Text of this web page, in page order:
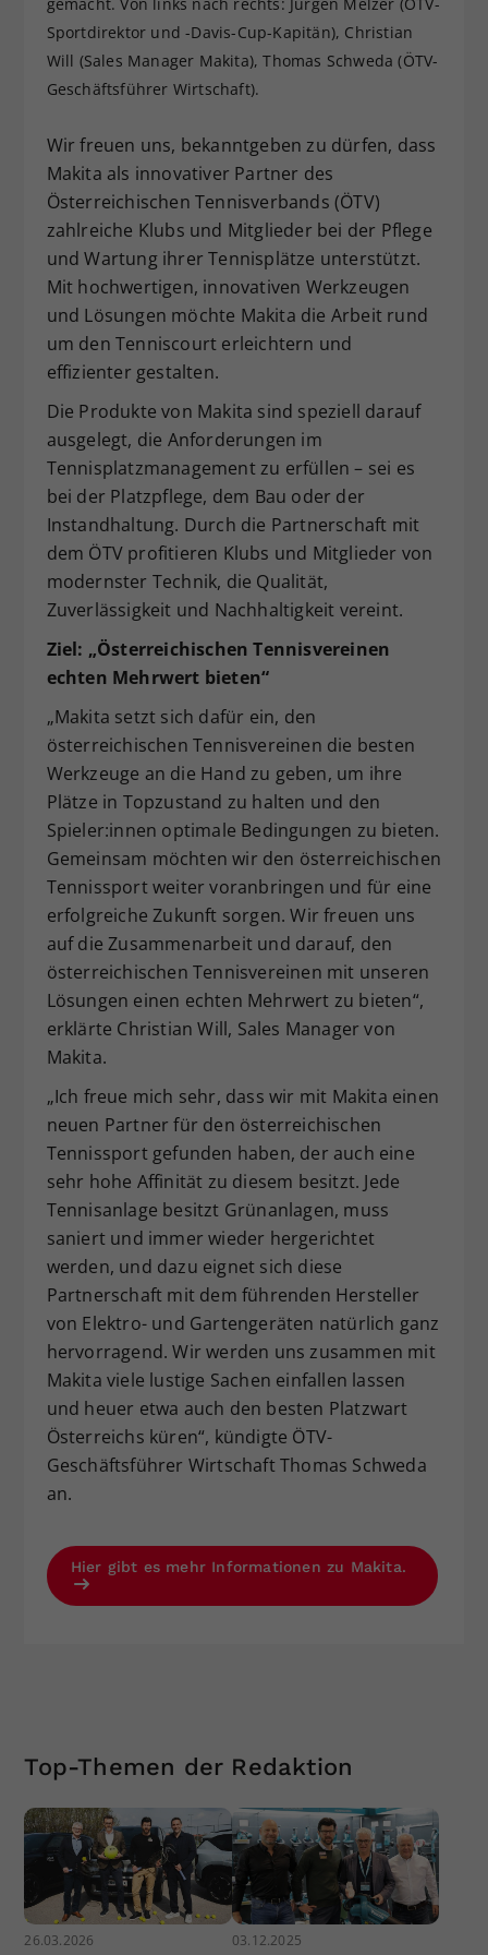
Sportdirektor und -Davis-Cup-Kapitän), Christian
Will (Sales Manager Makita), Thomas Schweda (ÖTV-
Geschäftsführer Wirtschaft).
Wir freuen uns, bekanntgeben zu dürfen, dass
Makita als innovativer Partner des
Österreichischen Tennisverbands (ÖTV)
zahlreiche Klubs und Mitglieder bei der Pflege
und Wartung ihrer Tennisplätze unterstützt.
Mit hochwertigen, innovativen Werkzeugen
und Lösungen möchte Makita die Arbeit rund
um den Tenniscourt erleichtern und
effizienter gestalten.
Die Produkte von Makita sind speziell darauf
ausgelegt, die Anforderungen im
Tennisplatzmanagement zu erfüllen – sei es
bei der Platzpflege, dem Bau oder der
Instandhaltung. Durch die Partnerschaft mit
dem ÖTV profitieren Klubs und Mitglieder von
modernster Technik, die Qualität,
Zuverlässigkeit und Nachhaltigkeit vereint.
Ziel: „Österreichischen Tennisvereinen
echten Mehrwert bieten“
„Makita setzt sich dafür ein, den
österreichischen Tennisvereinen die besten
Werkzeuge an die Hand zu geben, um ihre
Plätze in Topzustand zu halten und den
Spieler:innen optimale Bedingungen zu bieten.
Gemeinsam möchten wir den österreichischen
Tennissport weiter voranbringen und für eine
erfolgreiche Zukunft sorgen. Wir freuen uns
auf die Zusammenarbeit und darauf, den
österreichischen Tennisvereinen mit unseren
Lösungen einen echten Mehrwert zu bieten“,
erklärte Christian Will, Sales Manager von
Makita.
„Ich freue mich sehr, dass wir mit Makita einen
neuen Partner für den österreichischen
Tennissport gefunden haben, der auch eine
sehr hohe Affinität zu diesem besitzt. Jede
Tennisanlage besitzt Grünanlagen, muss
saniert und immer wieder hergerichtet
werden, und dazu eignet sich diese
Partnerschaft mit dem führenden Hersteller
von Elektro- und Gartengeräten natürlich ganz
hervorragend. Wir werden uns zusammen mit
Makita viele lustige Sachen einfallen lassen
und heuer etwa auch den besten Platzwart
Österreichs küren“, kündigte ÖTV-
Geschäftsführer Wirtschaft Thomas Schweda
an.
Hier gibt es mehr Informationen zu Makita.
Top-Themen der Redaktion
26.03.2026 03.12.2025
Zweck
Dieser Wert speichert Ihre Consent-
Einstellungen. Unter anderem eine
zufällig generierte ID, für die
historische Speicherung Ihrer
Webseiten-Betreiber dies eingestellt
hat.